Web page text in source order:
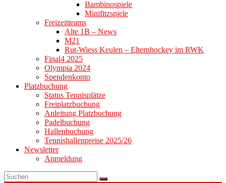
Bambinospiele
Minifitzspiele
Freizeitteams
Alte 1B – News
M21
Rut-Wiess Keulen – Elternhockey im RWK
Final4 2025
Olympia 2024
Spendenkonto
Platzbuchung
Status Tennisplätze
Freiplatzbuchung
Anleitung Platzbuchung
Padelbuchung
Hallenbuchung
Tennishallenpreise 2025/26
Newsletter
Anmeldung